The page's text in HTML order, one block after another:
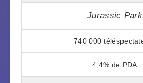
Jurassic Park
740 000
4,4%